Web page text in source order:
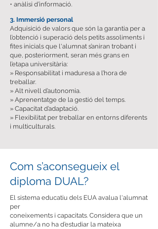
• anàlisi d’informació.
3. Immersió personal
Adquisició de valors que són la garantia per a
l’obtenció i superació dels petits assoliments i
fites inicials que l'alumnat s’aniran trobant i
que, posteriorment, seran més grans en
l’etapa universitària:
» Responsabilitat i maduresa a l’hora de
treballar.
» Alt nivell d’autonomia.
» Aprenentatge de la gestió del temps.
» Capacitat d’adaptació.
» Flexibilitat per treballar en entorns diferents
i multiculturals.
Com s’aconsegueix el
diploma DUAL?
El sistema educatiu dels EUA avalua l'alumnat
per
coneixements i capacitats. Considera que un
alumne/a no ha d’estudiar la mateixa